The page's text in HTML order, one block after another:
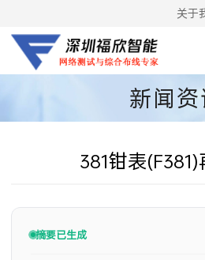
关于
新闻
381钳表
摘要已生成